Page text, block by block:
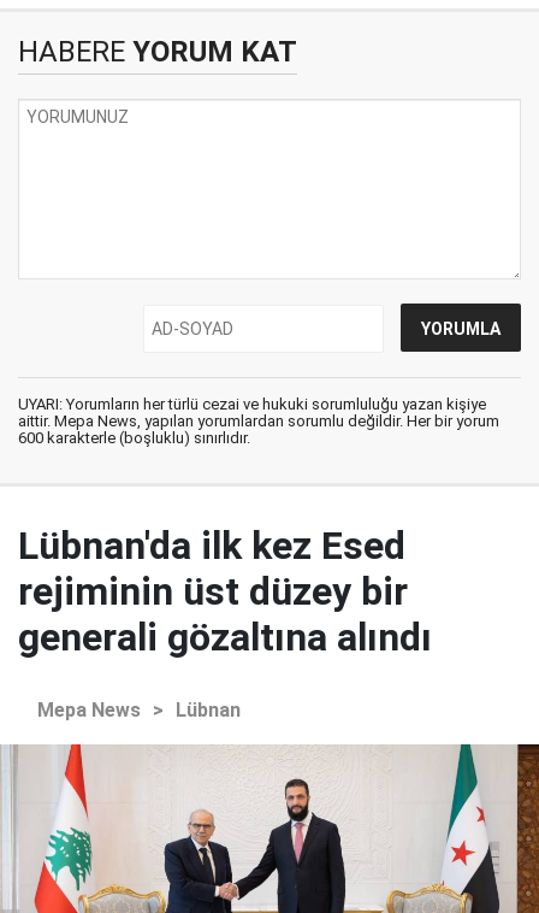
HABERE YORUM KAT
UYARI: Yorumların her türlü cezai ve hukuki sorumluluğu yazan kişiye
aittir. Mepa News, yapılan yorumlardan sorumlu değildir. Her bir yorum
600 karakterle (boşluklu) sınırlıdır.
Lübnan'da ilk kez Esed
rejiminin üst düzey bir
generali gözaltına alındı
Mepa News > Lübnan